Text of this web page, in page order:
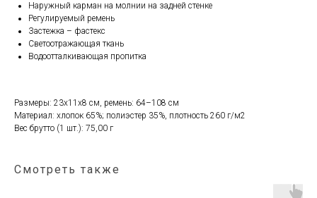
Наружный карман на молнии на задней стенке
Регулируемый ремень
Застежка – фастекс
Светоотражающая ткань
Водоотталкивающая пропитка
Размеры: 23x11x8 см, ремень: 64–108 см
Материал: хлопок 65%; полиэстер 35%, плотность 260 г/м2
Вес брутто (1 шт.): 75,00 г
Смотреть также